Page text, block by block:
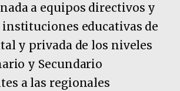
a equipos directivos y
instituciones educativas de
y privada de los niveles
y Secundario
a las regionales